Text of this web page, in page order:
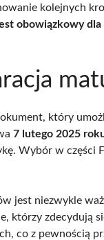
kolejnych
obowiązkowy
który
7 lutego 2025
Wybór w części
jest niezwykle
którzy zdecydują
co z pewnością